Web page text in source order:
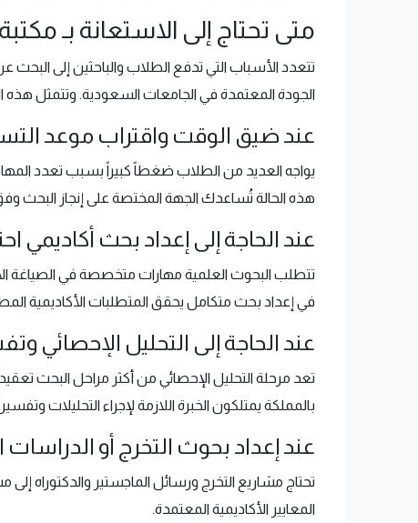
متى تحتاج إلى الاستعانة بـ
تتعدد الأسباب التي تدفع الطلاب والباحثين إلى البحث
الجودة المعتمدة في الجامعات السعودية. وتتمثل هذه
عند ضيق الوقت واقتراب موعد
يواجه العديد من الطلاب ضغطاً كبيراً بسبب تعدد
هذه الحالة تُساعدك الجهة المختصة على إنجاز البحث
عند الحاجة إلى إعداد بحث أكاديمي
تتطلب البحوث العلمية مهارات متخصصة في الصياغة
في إعداد بحث متكامل يحقق المتطلبات الأكاديمية
عند الحاجة إلى التحليل الإحصائي
تعد مرحلة التحليل الإحصائي من أكثر مراحل البحث
بالمملكة يمتلكون الخبرة اللازمة لإجراء التحليلات
عند إعداد بحوث التخرج أو الدراسات
تحتاج مشاريع التخرج ورسائل الماجستير والدكتوراه
المعايير الأكاديمية المعتمدة.